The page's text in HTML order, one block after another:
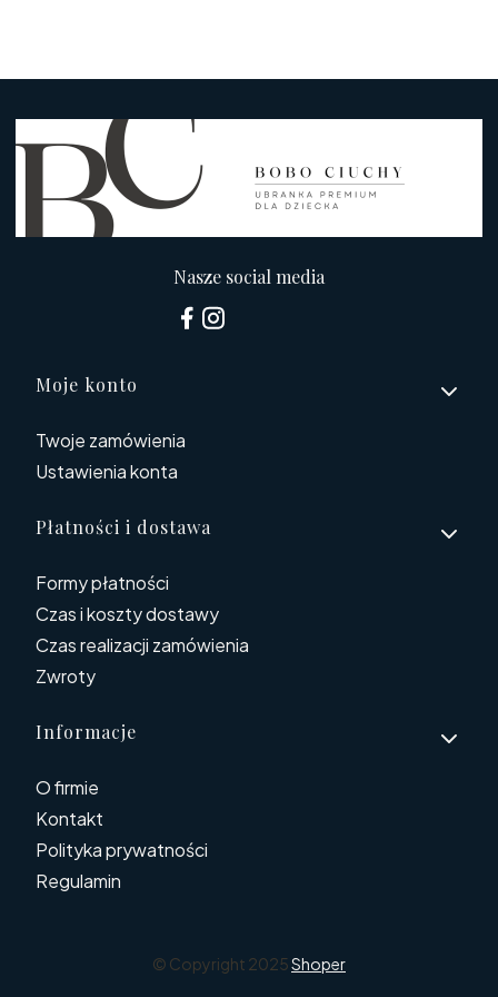
Nasze social media
Linki w stopce
Moje konto
Twoje zamówienia
Ustawienia konta
Płatności i dostawa
Formy płatności
Czas i koszty dostawy
Czas realizacji zamówienia
Zwroty
Informacje
O firmie
Kontakt
Polityka prywatności
Regulamin
© Copyright 2025Shoper